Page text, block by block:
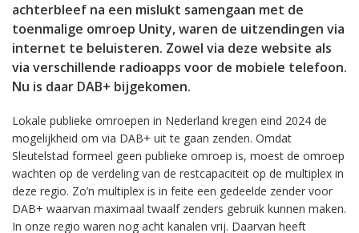
achterbleef na een mislukt samengaan met de
toenmalige omroep Unity, waren de uitzendingen via
internet te beluisteren. Zowel via deze website als
via verschillende radioapps voor de mobiele telefoon.
Nu is daar DAB+ bijgekomen.
Lokale publieke omroepen in Nederland kregen eind 2024 de
mogelijkheid om via DAB+ uit te gaan zenden. Omdat
Sleutelstad formeel geen publieke omroep is, moest de omroep
wachten op de verdeling van de restcapaciteit op de multiplex in
deze regio. Zo’n multiplex is in feite een gedeelde zender voor
DAB+ waarvan maximaal twaalf zenders gebruik kunnen maken.
In onze regio waren nog acht kanalen vrij. Daarvan heeft